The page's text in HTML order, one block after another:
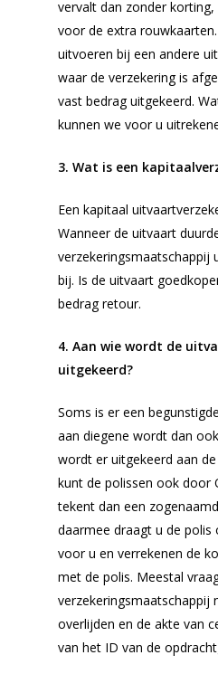
vervalt dan zonder
voor de extra
uitvoeren bij een andere
waar de verzekering is
vast bedrag uitgekeerd.
kunnen we voor u
3. Wat is een
Een kapitaal
Wanneer de uitvaart
verzekeringsmaatschappij
bij. Is de uitvaart
bedrag retour.
4. Aan wie wordt de
uitgekeerd?
Soms is er een
aan diegene wordt dan
wordt er uitgekeerd aan
kunt de polissen ook door
tekent dan een
daarmee draagt u de polis
voor u en verrekenen de
met de polis. Meestal
verzekeringsmaatschappij
overlijden en de akte van
van het ID van de